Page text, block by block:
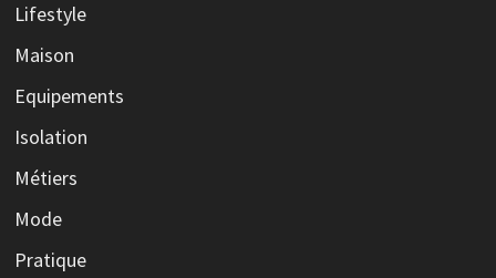
Lifestyle
Maison
Equipements
Isolation
Métiers
Mode
Pratique